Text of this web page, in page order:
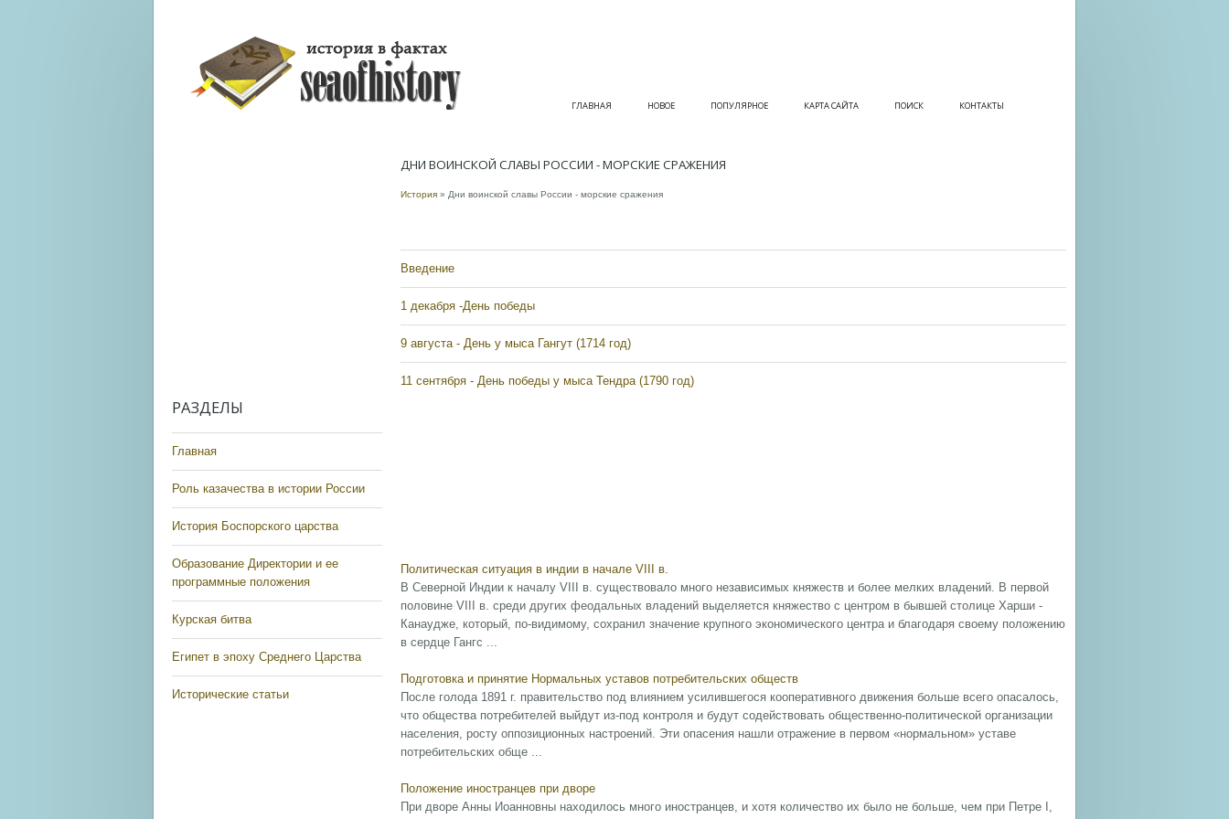
ГЛАВНАЯ НОВОЕ ПОПУЛЯРНОЕ КАРТА САЙТА ПОИСК КОНТАКТЫ
РАЗДЕЛЫ
Главная
Роль казачества в истории России
История Боспорского царства
Образование Директории и ее
программные положения
Курская битва
Египет в эпоху Среднего Царства
Исторические статьи
ДНИ ВОИНСКОЙ СЛАВЫ РОССИИ - МОРСКИЕ СРАЖЕНИЯ
История » Дни воинской славы России - морские сражения
Введение
1 декабря -День победы
9 августа - День у мыса Гангут (1714 год)
11 сентября - День победы у мыса Тендра (1790 год)
Политическая ситуация в индии в начале VIII в.
В Северной Индии к началу VIII в. существовало много независимых княжеств и более мелких владений. В первой
половине VIII в. среди других феодальных владений выделяется княжество с центром в бывшей столице Харши -
Канаудже, который, по-видимому, сохранил значение крупного экономического центра и благодаря своему положению
в сердце Гангс ...
Подготовка и принятие Нормальных уставов потребительских обществ
После голода 1891 г. правительство под влиянием усилившегося кооперативного движения больше всего опасалось,
что общества потребителей выйдут из-под контроля и будут содействовать общественно-политической организации
населения, росту оппозиционных настроений. Эти опасения нашли отражение в первом «нормальном» уставе
потребительских обще ...
Положение иностранцев при дворе
При дворе Анны Иоанновны находилось много иностранцев, и хотя количество их было не больше, чем при Петре I,